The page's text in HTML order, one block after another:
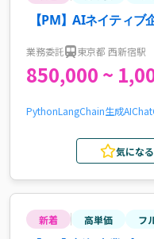
【PM】AIネイティ
業務委託 東京都 西新宿駅
850,000 ~
PythonLangChain生成AI
気になる
新着 高単価 フ